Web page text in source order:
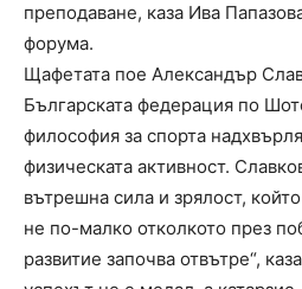
преподаване, каза Ива
форума.
Щафетата пое Александър
Българската федерация по
философия за спорта
физическата активност.
вътрешна сила и зрялост,
не по-малко отколкото през
развитие започва отвътре“,